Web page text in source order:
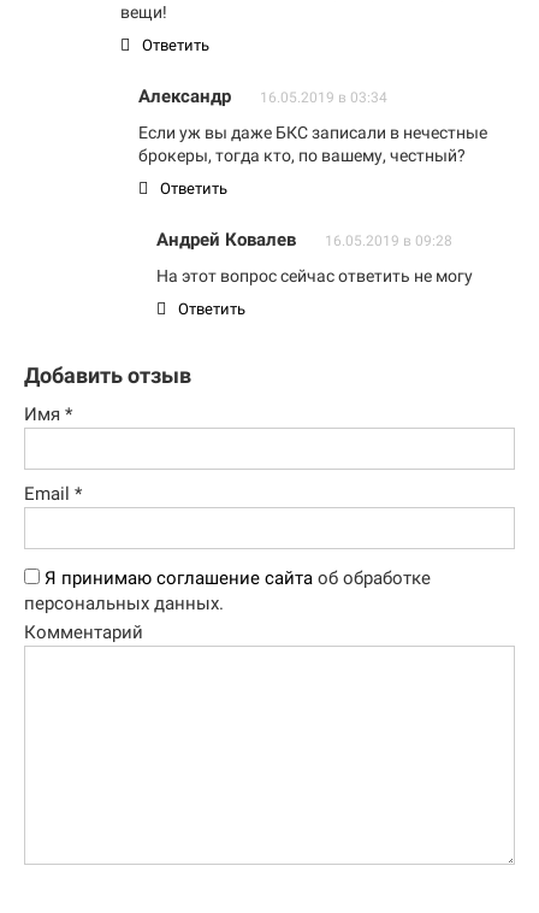
вещи!
Ответить
Александр 16.05.2019 в 03:34
Если уж вы даже БКС записали в нечестные
брокеры, тогда кто, по вашему, честный?
Ответить
Андрей Ковалев 16.05.2019 в 09:28
На этот вопрос сейчас ответить не могу
Ответить
Добавить отзыв
Имя *
Email *
Я принимаю соглашение сайта об обработке
персональных данных.
Комментарий